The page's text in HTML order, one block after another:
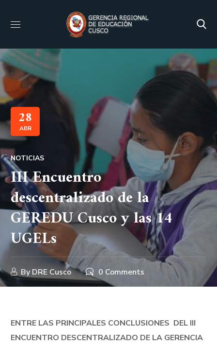
28
ABR
NOTICIAS
III Encuentro
descentralizado de la
GEREDU Cusco y las 14
UGELs
By DRE Cusco 0 Comments
ENTRE LAS PRINCIPALES CONCLUSIONES DEL III
ENCUENTRO DESCENTRALIZADO DE LA GERENCIA